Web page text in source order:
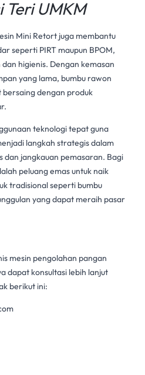
Teri UMKM
Mini Retort juga membantu
seperti PIRT maupun BPOM,
higienis. Dengan kemasan
yang lama, bumbu rawon
dengan produk
teknologi tepat guna
langkah strategis dalam
jangkauan pemasaran. Bagi
peluang emas untuk naik
tradisional seperti bumbu
yang dapat meraih pasar
mesin pengolahan pangan
dapat konsultasi lebih lanjut
berikut ini: